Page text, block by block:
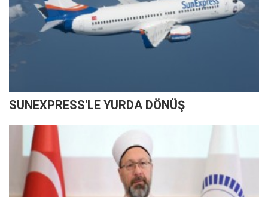
SUNEXPRESS'LE YURDA DÖNÜŞ